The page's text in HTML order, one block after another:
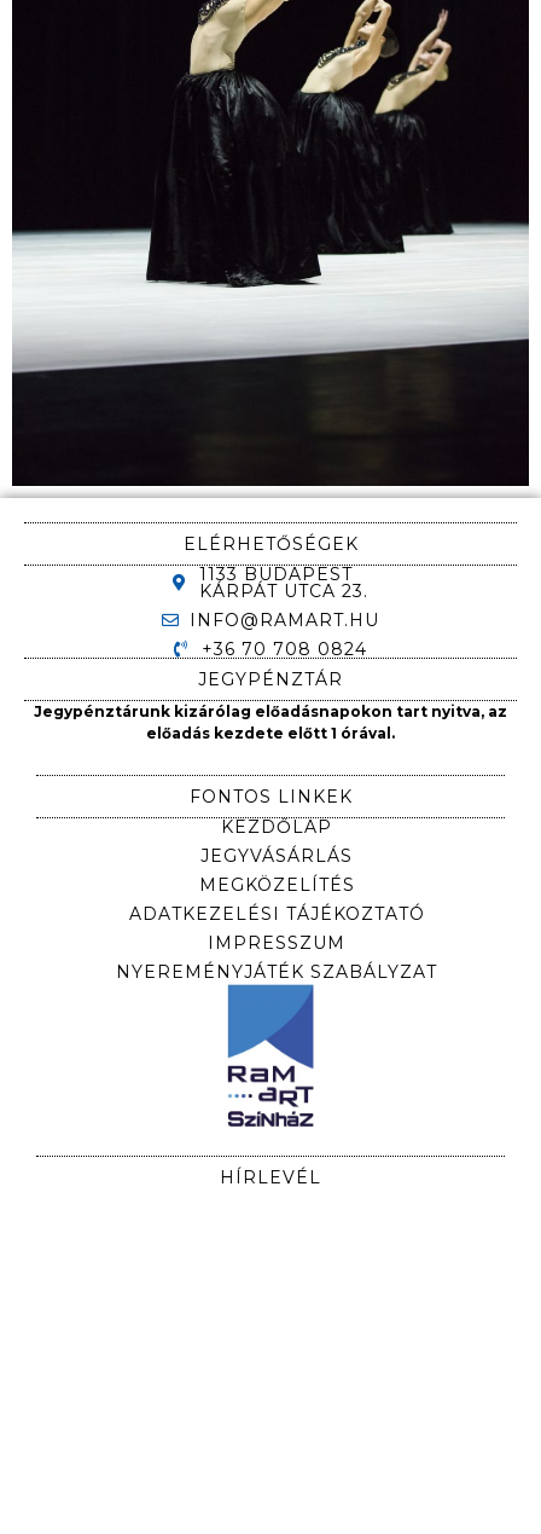
ELÉRHETŐSÉGEK
1133 BUDAPEST
KÁRPÁT UTCA 23.
INFO@RAMART.HU
+36 70 708 0824
JEGYPÉNZTÁR
Jegypénztárunk kizárólag előadásnapokon tart nyitva, az
előadás kezdete előtt 1 órával.
FONTOS LINKEK
KEZDŐLAP
JEGYVÁSÁRLÁS
MEGKÖZELÍTÉS
ADATKEZELÉSI TÁJÉKOZTATÓ
IMPRESSZUM
NYEREMÉNYJÁTÉK SZABÁLYZAT
HÍRLEVÉL